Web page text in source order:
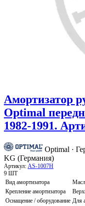
Амортизатор
Optimal
1982-1991.
Optimal ·
KG (Германия)
Артикул: AS-1007H
9 ШТ
Вид амортизатора
Крепление амортизатора
Оснащение / оборудование Для